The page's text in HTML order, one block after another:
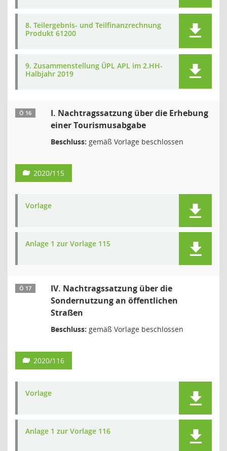
8. Teilergebnis- und Teilfinanzrechnung
Produkt 61200
9. Zusammenstellung ÜPL APL im 2.HH-
Halbjahr 2019
Ö 16
I. Nachtragssatzung über die Erhebung
einer Tourismusabgabe
Beschluss: gemäß Vorlage beschlossen
2020/115
Vorlage
Anlage 1 zur Vorlage 115
Ö 17
IV. Nachtragssatzung über die
Sondernutzung an öffentlichen
Straßen
Beschluss: gemäß Vorlage beschlossen
2020/116
Vorlage
Anlage 1 zur Vorlage 116